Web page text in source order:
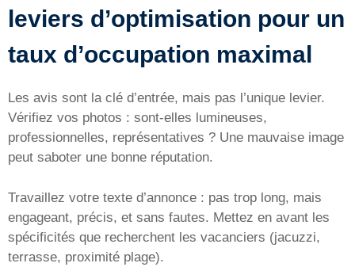
leviers d’optimisation pour un
taux d’occupation maximal
Les avis sont la clé d’entrée, mais pas l’unique levier.
Vérifiez vos photos : sont-elles lumineuses,
professionnelles, représentatives ? Une mauvaise image
peut saboter une bonne réputation.
Travaillez votre texte d’annonce : pas trop long, mais
engageant, précis, et sans fautes. Mettez en avant les
spécificités que recherchent les vacanciers (jacuzzi,
terrasse, proximité plage).